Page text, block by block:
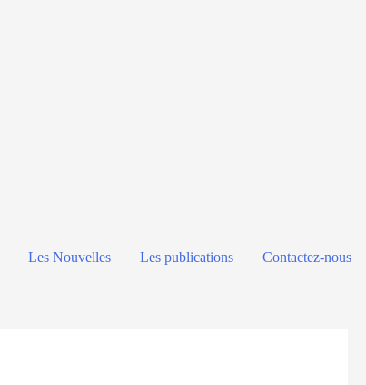
Les Nouvelles Les publications Contactez-nous